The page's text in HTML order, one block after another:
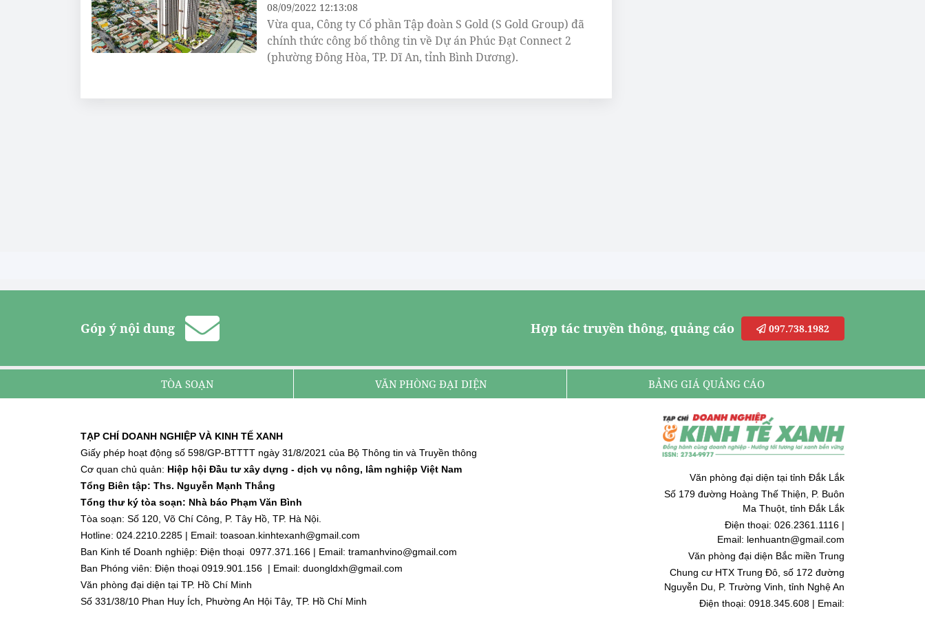
Vừa qua, Công ty Cổ phần Tập đoàn S Gold (S Gold Group) đã
chính thức công bố thông tin về Dự án Phúc Đạt Connect 2
(phường Đông Hòa, TP. Dĩ An, tỉnh Bình Dương).
08/09/2022 12:13:08
Góp ý nội dung Hợp tác truyền thông, quảng cáo 097.738.1982
TÒA SOẠN VĂN PHÒNG ĐẠI DIỆN BẢNG GIÁ QUẢNG CÁO
TẠP CHÍ DOANH NGHIỆP VÀ KINH TẾ XANH
Giấy phép hoạt động số 598/GP-BTTTT ngày 31/8/2021 của Bộ Thông tin và Truyền thông
Cơ quan chủ quản: Hiệp hội Đầu tư xây dựng - dịch vụ nông, lâm nghiệp Việt Nam
Tổng Biên tập: Ths. Nguyễn Mạnh Thắng
Tổng thư ký tòa soạn: Nhà báo Phạm Văn Bình
Tòa soạn: Số 120, Võ Chí Công, P. Tây Hồ, TP. Hà Nội.
Hotline: 024.2210.2285 | Email: toasoan.kinhtexanh@gmail.com
Ban Kinh tế Doanh nghiệp: Điện thoại 0977.371.166 | Email: tramanhvino@gmail.com
Ban Phóng viên: Điện thoại 0919.901.156 | Email: duongldxh@gmail.com
Văn phòng đại diện tại TP. Hồ Chí Minh
Số 331/38/10 Phan Huy Ích, Phường An Hội Tây, TP. Hồ Chí Minh
Văn phòng đại diện tại tỉnh Đắk Lắk
Số 179 đường Hoàng Thế Thiện, P. Buôn
Ma Thuột, tỉnh Đắk Lắk
Điện thoại: 026.2361.1116 |
Email: lenhuantn@gmail.com
Văn phòng đại diện Bắc miền Trung
Chung cư HTX Trung Đô, số 172 đường
Nguyễn Du, P. Trường Vinh, tỉnh Nghệ An
Điện thoại: 0918.345.608 | Email: